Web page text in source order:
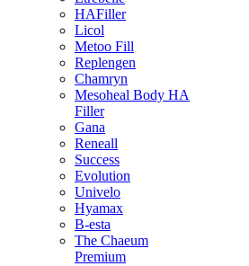
HAFiller
Licol
Metoo Fill
Replengen
Chamryn
Mesoheal Body HA
Filler
Gana
Reneall
Success
Evolution
Univelo
Hyamax
B-esta
The Chaeum
Premium